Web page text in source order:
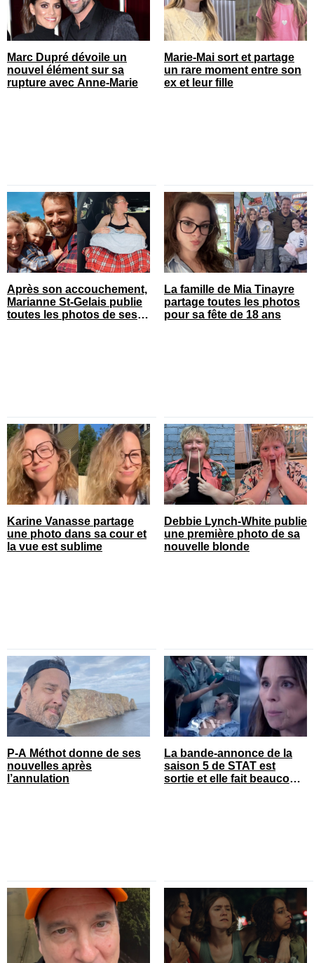
Marc Dupré dévoile un
nouvel élément sur sa
rupture avec Anne-Marie
Marie-Mai sort et partage
un rare moment entre son
ex et leur fille
Après son accouchement,
Marianne St-Gelais publie
toutes les photos de ses
La famille de Mia Tinayre
partage toutes les photos
pour sa fête de 18 ans
Karine Vanasse partage
une photo dans sa cour et
la vue est sublime
Debbie Lynch-White publie
une première photo de sa
nouvelle blonde
P-A Méthot donne de ses
nouvelles après
l’annulation
La bande-annonce de la
saison 5 de STAT est
sortie et elle fait beaucoup